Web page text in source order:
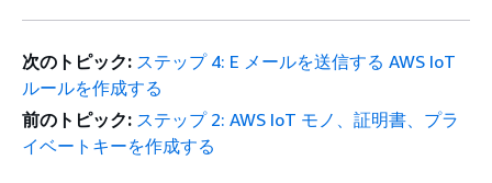
次のトピック: ステップ 4: E メールを送信する AWS IoT
ルールを作成する
前のトピック: ステップ 2: AWS IoT モノ、証明書、プラ
イベートキーを作成する